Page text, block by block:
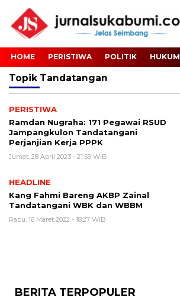
HOME PERISTIWA POLITIK HUKUM
Topik Tandatangan
PERISTIWA
Ramdan Nugraha: 171 Pegawai RSUD
Jampangkulon Tandatangani
Perjanjian Kerja PPPK
Jumat, 28 April 2023 - 21:59 WIB
HEADLINE
Kang Fahmi Bareng AKBP Zainal
Tandatangani WBK dan WBBM
Rabu, 16 Maret 2022 - 18:27 WIB
BERITA TERPOPULER